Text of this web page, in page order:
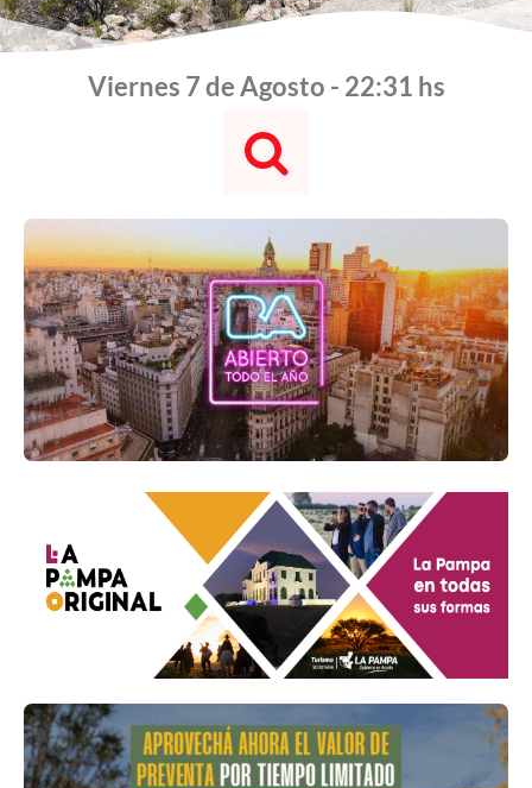
Viernes 7 de Agosto - 22:31 hs